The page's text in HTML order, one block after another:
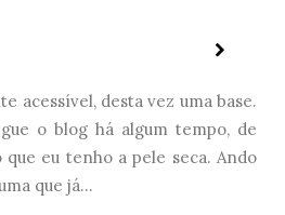
acessível, desta vez uma base.
o blog há algum tempo, de
eu tenho a pele seca. Ando
que já...